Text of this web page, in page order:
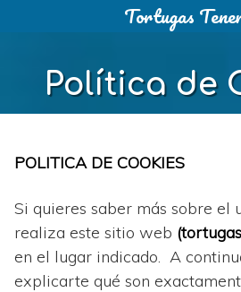
Tortugas
Política de
POLITICA DE COOKIES
Si quieres saber más sobre el
realiza este sitio web (
en el lugar indicado. A
explicarte qué son